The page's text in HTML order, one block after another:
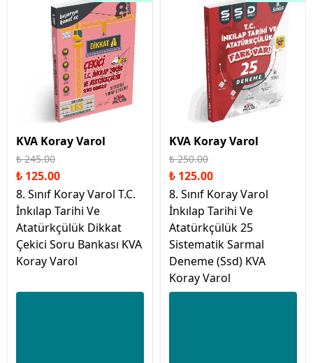
KVA Koray Varol
₺ 245.00
₺ 125.00
8. Sınıf Koray Varol T.C.
İnkılap Tarihi Ve
Atatürkçülük Dikkat
Çekici Soru Bankası KVA
Koray Varol
KVA Koray Varol
₺ 250.00
₺ 125.00
8. Sınıf Koray Varol
İnkılap Tarihi Ve
Atatürkçülük 25
Sistematik Sarmal
Deneme (Ssd) KVA
Koray Varol